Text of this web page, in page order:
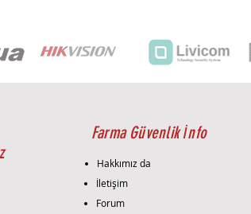
Farma Güvenlik İnfo
Hakkımız da
İletişim
Forum